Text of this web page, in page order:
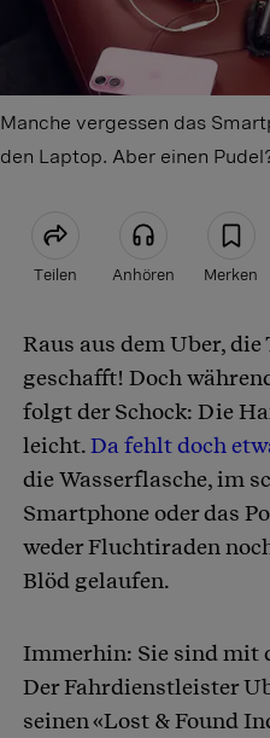
Manche vergessen das
den Laptop. Aber einen
Teilen Anhören Merken
Artikel teilen
Raus aus dem Uber,
geschafft! Doch
folgt der Schock: Die
leicht.Da fehlt doch
die Wasserflasche, im
Smartphone oder das
weder Fluchtiraden
Blöd gelaufen.
Immerhin: Sie sind mit
Der Fahrdienstleister
seinen «Lost & Found